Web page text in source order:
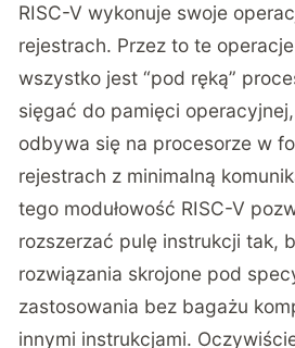
RISC-V wykonuje swoje
rejestrach. Przez to te
wszystko jest “pod ręką”
sięgać do pamięci
odbywa się na procesorze w
rejestrach z minimalną
tego modułowość RISC-V
rozszerzać pulę instrukcji tak,
rozwiązania skrojone pod
zastosowania bez bagażu
innymi instrukcjami.